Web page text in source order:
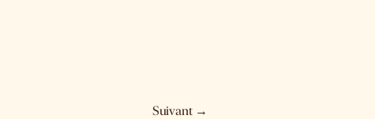
Suivant →